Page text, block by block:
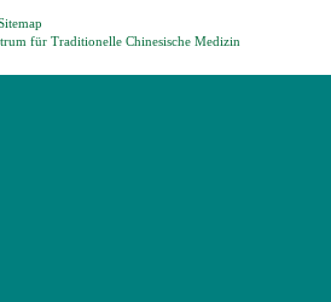
für Traditionelle Chinesische Medizin